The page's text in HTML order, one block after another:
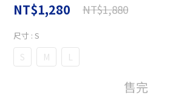
NT$1,280 NT$1,880
尺寸 : S
S M L
售完